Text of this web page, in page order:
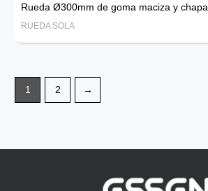
Rueda Ø300mm de goma maciza y
RUEDA SOLA
1 2 →